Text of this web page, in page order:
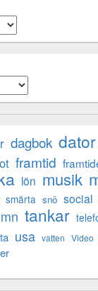
dagbok dator
framtid
lön musik
smärta snö social
tankar
usa vatten Video